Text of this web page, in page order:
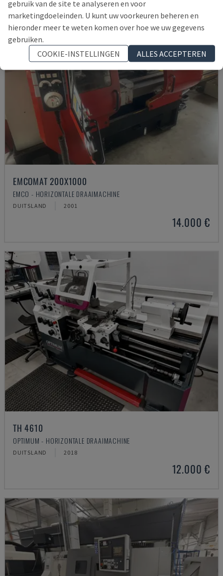
EMCOMAT 200X1000
EMCO - HORIZONTALE DRAAIMACHINE
DUITSLAND 2001
14.000 €
TH 4610
OPTIMUM - HORIZONTALE DRAAIMACHINE
DUITSLAND 2018
12.000 €
gebruik van de site te analyseren en voor
marketingdoeleinden. U kunt uw voorkeuren beheren en
hieronder meer te weten komen over hoe we uw gegevens
gebruiken.
COOKIE-INSTELLINGEN
ALLES ACCEPTEREN